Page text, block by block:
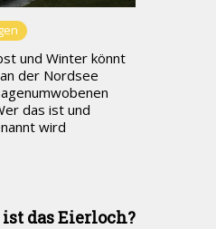
und Winter könnt
der Nordsee
das ist und
wird
das Eierloch?